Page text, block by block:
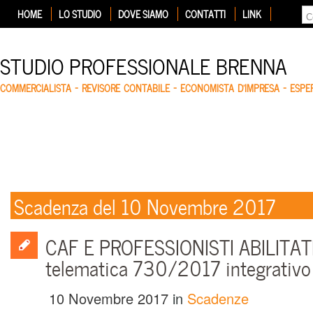
HOME LO STUDIO DOVE SIAMO CONTATTI LINK
STUDIO PROFESSIONALE BRENNA
COMMERCIALISTA – REVISORE CONTABILE – ECONOMISTA D'IMPRESA –
Scadenza del 10 Novembre 2017
CAF E PROFESSIONISTI
telematica 730/2017 integrativo
10 Novembre 2017 in Scadenze